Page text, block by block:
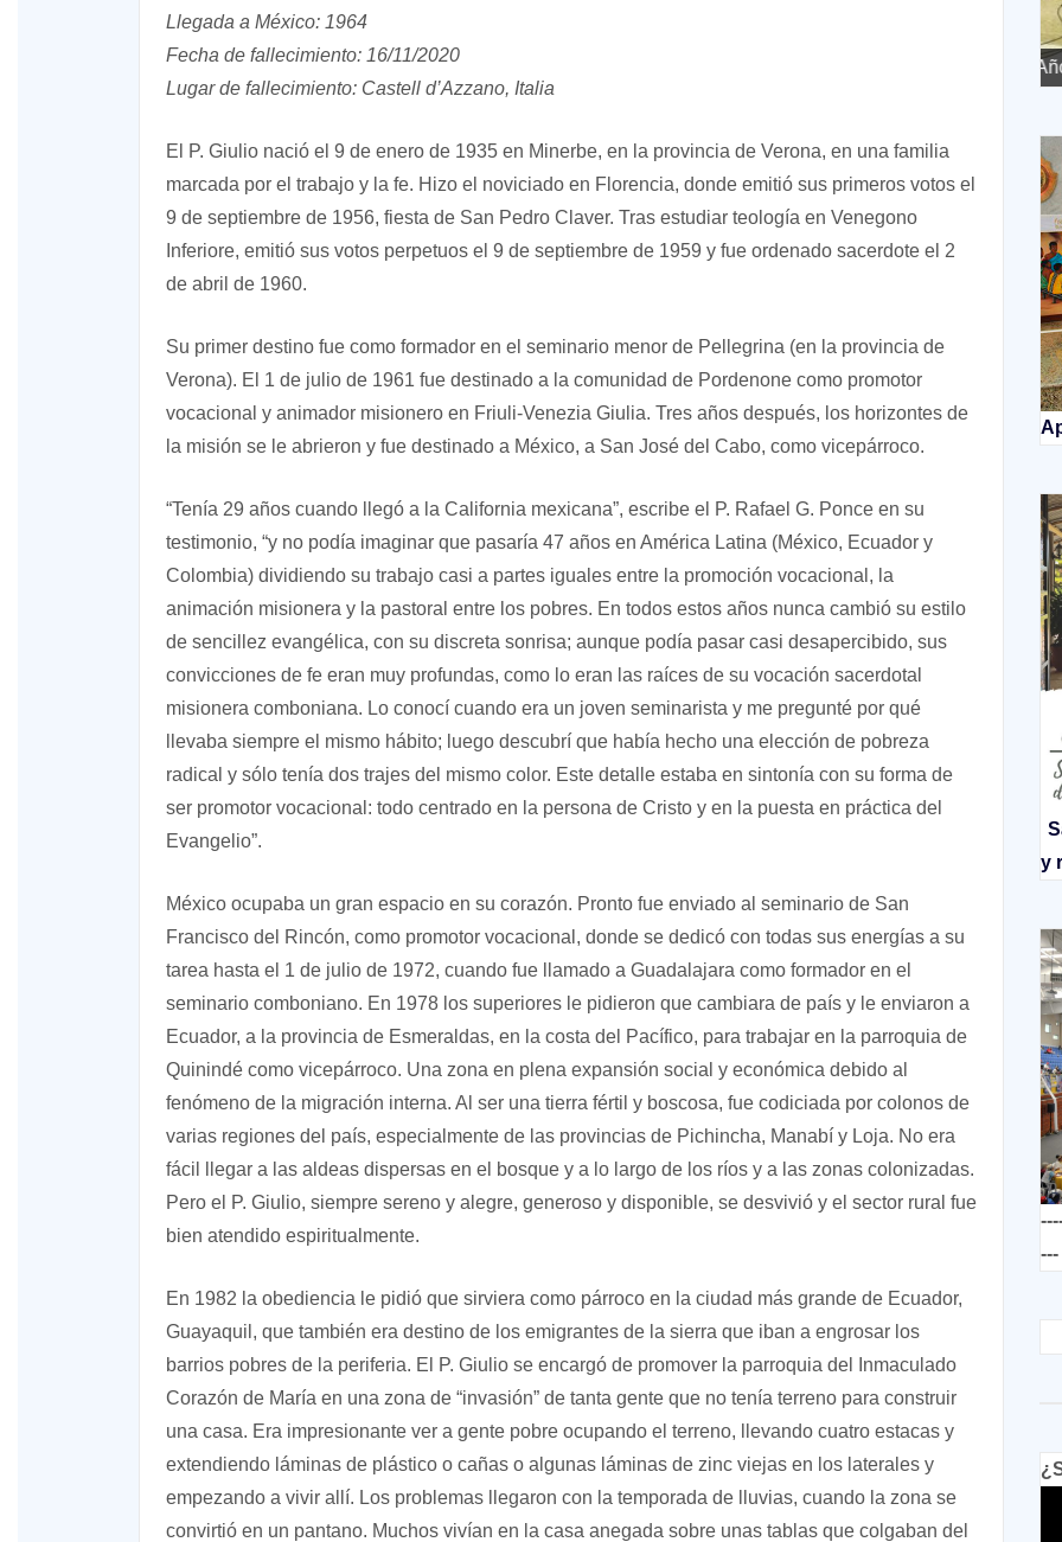
Llegada a México: 1964
Fecha de fallecimiento: 16/11/2020
Lugar de fallecimiento: Castell d’Azzano, Italia
El P. Giulio nació el 9 de enero de 1935 en Minerbe, en la provincia de Verona, en una familia
marcada por el trabajo y la fe. Hizo el noviciado en Florencia, donde emitió sus primeros votos el
9 de septiembre de 1956, fiesta de San Pedro Claver. Tras estudiar teología en Venegono
Inferiore, emitió sus votos perpetuos el 9 de septiembre de 1959 y fue ordenado sacerdote el 2
de abril de 1960.
Su primer destino fue como formador en el seminario menor de Pellegrina (en la provincia de
Verona). El 1 de julio de 1961 fue destinado a la comunidad de Pordenone como promotor
vocacional y animador misionero en Friuli-Venezia Giulia. Tres años después, los horizontes de
la misión se le abrieron y fue destinado a México, a San José del Cabo, como vicepárroco.
“Tenía 29 años cuando llegó a la California mexicana”, escribe el P. Rafael G. Ponce en su
testimonio, “y no podía imaginar que pasaría 47 años en América Latina (México, Ecuador y
Colombia) dividiendo su trabajo casi a partes iguales entre la promoción vocacional, la
animación misionera y la pastoral entre los pobres. En todos estos años nunca cambió su estilo
de sencillez evangélica, con su discreta sonrisa; aunque podía pasar casi desapercibido, sus
convicciones de fe eran muy profundas, como lo eran las raíces de su vocación sacerdotal
misionera comboniana. Lo conocí cuando era un joven seminarista y me pregunté por qué
llevaba siempre el mismo hábito; luego descubrí que había hecho una elección de pobreza
radical y sólo tenía dos trajes del mismo color. Este detalle estaba en sintonía con su forma de
ser promotor vocacional: todo centrado en la persona de Cristo y en la puesta en práctica del
Evangelio”.
México ocupaba un gran espacio en su corazón. Pronto fue enviado al seminario de San
Francisco del Rincón, como promotor vocacional, donde se dedicó con todas sus energías a su
tarea hasta el 1 de julio de 1972, cuando fue llamado a Guadalajara como formador en el
seminario comboniano. En 1978 los superiores le pidieron que cambiara de país y le enviaron a
Ecuador, a la provincia de Esmeraldas, en la costa del Pacífico, para trabajar en la parroquia de
Quinindé como vicepárroco. Una zona en plena expansión social y económica debido al
fenómeno de la migración interna. Al ser una tierra fértil y boscosa, fue codiciada por colonos de
varias regiones del país, especialmente de las provincias de Pichincha, Manabí y Loja. No era
fácil llegar a las aldeas dispersas en el bosque y a lo largo de los ríos y a las zonas colonizadas.
Pero el P. Giulio, siempre sereno y alegre, generoso y disponible, se desvivió y el sector rural fue
bien atendido espiritualmente.
En 1982 la obediencia le pidió que sirviera como párroco en la ciudad más grande de Ecuador,
Guayaquil, que también era destino de los emigrantes de la sierra que iban a engrosar los
barrios pobres de la periferia. El P. Giulio se encargó de promover la parroquia del Inmaculado
Corazón de María en una zona de “invasión” de tanta gente que no tenía terreno para construir
una casa. Era impresionante ver a gente pobre ocupando el terreno, llevando cuatro estacas y
extendiendo láminas de plástico o cañas o algunas láminas de zinc viejas en los laterales y
empezando a vivir allí. Los problemas llegaron con la temporada de lluvias, cuando la zona se
convirtió en un pantano. Muchos vivían en la casa anegada sobre unas tablas que colgaban del
XVIII Domingo ordinario. Año A
y
---